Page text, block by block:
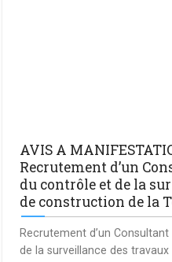
AVIS A
Recrutement d’un
du contrôle et de la
de construction de la
Recrutement d’un
de la surveillance des